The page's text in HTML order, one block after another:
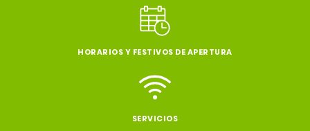
HORARIOS Y FESTIVOS DE APERTURA
SERVICIOS